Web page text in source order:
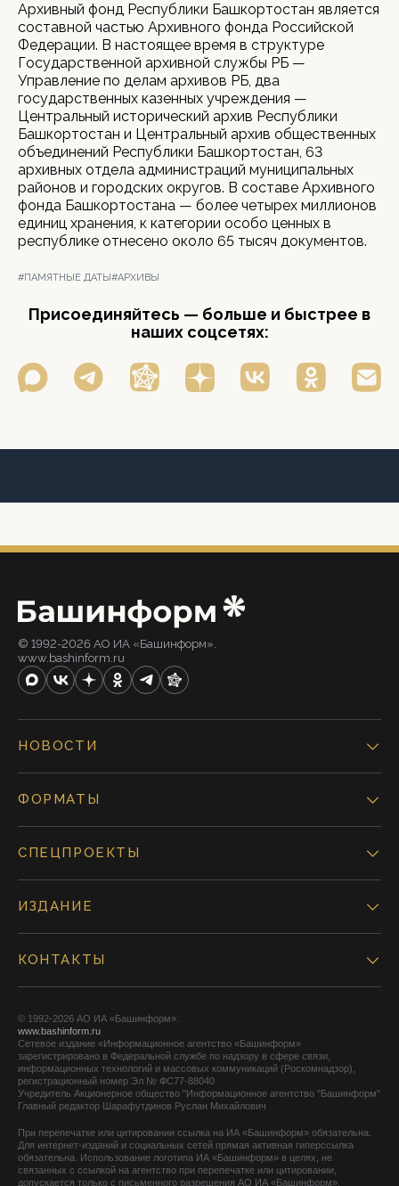
Архивный фонд Республики Башкортостан является
составной частью Архивного фонда Российской
Федерации. В настоящее время в структуре
Государственной архивной службы РБ —
Управление по делам архивов РБ, два
государственных казенных учреждения —
Центральный исторический архив Республики
Башкортостан и Центральный архив общественных
объединений Республики Башкортостан, 63
архивных отдела администраций муниципальных
районов и городских округов. В составе Архивного
фонда Башкортостана — более четырех миллионов
единиц хранения, к категории особо ценных в
республике отнесено около 65 тысяч документов.
#ПАМЯТНЫЕ ДАТЫ#АРХИВЫ
Присоединяйтесь — больше и быстрее в
наших соцсетях:
© 1992-2026 АО ИА «Башинформ».
www.bashinform.ru
НОВОСТИ
ФОРМАТЫ
СПЕЦПРОЕКТЫ
ИЗДАНИЕ
КОНТАКТЫ
© 1992-2026 АО ИА «Башинформ».
www.bashinform.ru
Сетевое издание «Информационное агентство «Башинформ»
зарегистрировано в Федеральной службе по надзору в сфере связи,
информационных технологий и массовых коммуникаций (Роскомнадзор),
регистрационный номер Эл № ФС77-88040
Учредитель Акционерное общество "Информационное агентство "Башинформ"
Главный редактор Шарафутдинов Руслан Михайлович
При перепечатке или цитировании ссылка на ИА «Башинформ» обязательна.
Для интернет-изданий и социальных сетей прямая активная гиперссылка
обязательна. Использование логотипа ИА «Башинформ» в целях, не
связанных с ссылкой на агентство при перепечатке или цитировании,
допускается только с письменного разрешения АО ИА «Башинформ».